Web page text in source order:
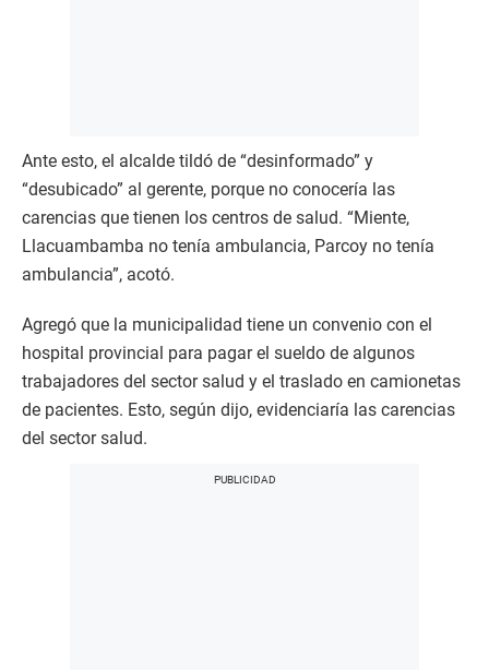
Ante esto, el alcalde tildó de “desinformado” y
“desubicado” al gerente, porque no conocería las
carencias que tienen los centros de salud. “Miente,
Llacuambamba no tenía ambulancia, Parcoy no tenía
ambulancia”, acotó.
Agregó que la municipalidad tiene un convenio con el
hospital provincial para pagar el sueldo de algunos
trabajadores del sector salud y el traslado en camionetas
de pacientes. Esto, según dijo, evidenciaría las carencias
del sector salud.